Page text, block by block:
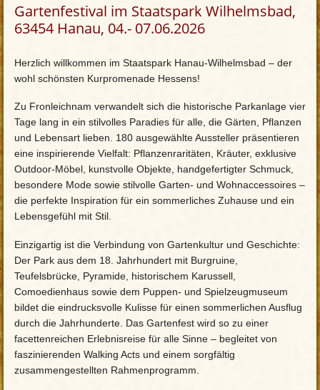
Gartenfestival im Staatspark Wilhelmsbad,
63454 Hanau, 04.- 07.06.2026
Herzlich willkommen im Staatspark Hanau-Wilhelmsbad – der
wohl schönsten Kurpromenade Hessens!
Zu Fronleichnam verwandelt sich die historische Parkanlage vier
Tage lang in ein stilvolles Paradies für alle, die Gärten, Pflanzen
und Lebensart lieben. 180 ausgewählte Aussteller präsentieren
eine inspirierende Vielfalt: Pflanzenraritäten, Kräuter, exklusive
Outdoor-Möbel, kunstvolle Objekte, handgefertigter Schmuck,
besondere Mode sowie stilvolle Garten- und Wohnaccessoires –
die perfekte Inspiration für ein sommerliches Zuhause und ein
Lebensgefühl mit Stil.
Einzigartig ist die Verbindung von Gartenkultur und Geschichte:
Der Park aus dem 18. Jahrhundert mit Burgruine,
Teufelsbrücke, Pyramide, historischem Karussell,
Comoedienhaus sowie dem Puppen- und Spielzeugmuseum
bildet die eindrucksvolle Kulisse für einen sommerlichen Ausflug
durch die Jahrhunderte. Das Gartenfest wird so zu einer
facettenreichen Erlebnisreise für alle Sinne – begleitet von
faszinierenden Walking Acts und einem sorgfältig
zusammengestellten Rahmenprogramm.